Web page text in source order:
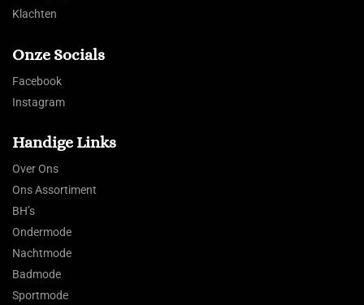
Klachten
Onze Socials
Facebook
Instagram
Handige Links
Over Ons
Ons Assortiment
BH’s
Ondermode
Nachtmode
Badmode
Sportmode